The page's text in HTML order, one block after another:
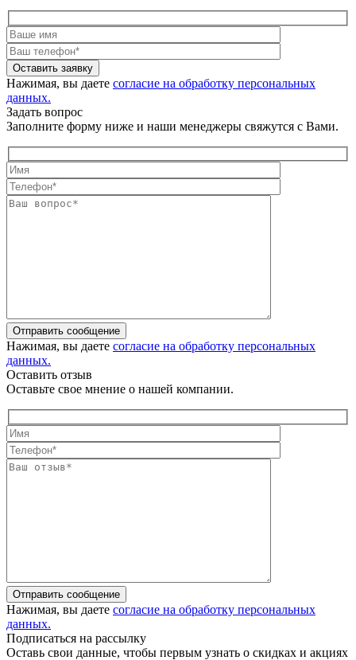
Оставить заявку
Нажимая, вы даете согласие на обработку персональных
данных.
Задать вопрос
Заполните форму ниже и наши менеджеры свяжутся с Вами.
Отправить сообщение
Нажимая, вы даете согласие на обработку персональных
данных.
Оставить отзыв
Оставьте свое мнение о нашей компании.
Отправить сообщение
Нажимая, вы даете согласие на обработку персональных
данных.
Подписаться на рассылку
Оставь свои данные, чтобы первым узнать о скидках и акциях